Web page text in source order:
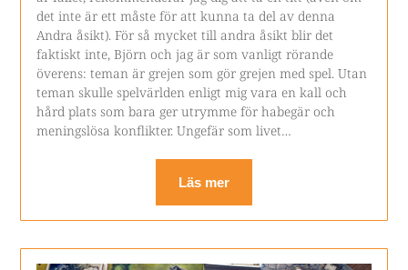
det inte är ett måste för att kunna ta del av denna
Andra åsikt). För så mycket till andra åsikt blir det
faktiskt inte, Björn och jag är som vanligt rörande
överens: teman är grejen som gör grejen med spel. Utan
teman skulle spelvärlden enligt mig vara en kall och
hård plats som bara ger utrymme för habegär och
meningslösa konflikter. Ungefär som livet…
Läs mer